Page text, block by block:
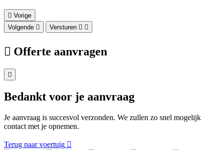
Vorige
Volgende
Versturen
Offerte aanvragen
Bedankt voor je aanvraag
Je aanvraag is succesvol verzonden. We zullen zo snel mogelijk
contact met je opnemen.
Terug naar voertuig